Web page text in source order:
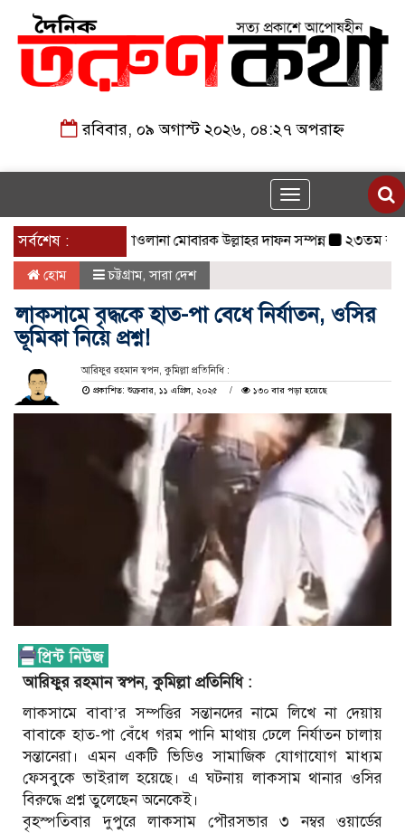
রবিবার, ০৯ অগাস্ট ২০২৬, ০৪:২৭ অপরাহ্ন
Toggle
navigation
সর্বশেষ :
মাওলানা মোবারক উল্লাহর দাফন সম্পন্ন ২৩তম রাষ্ট্রপতি
হোম চট্টগ্রাম,সারা দেশ
লাকসামে বৃদ্ধকে হাত-পা বেধে নির্যাতন, ওসির
ভূমিকা নিয়ে প্রশ্ন!
আরিফুর রহমান স্বপন, কুমিল্লা প্রতিনিধি :
প্রকাশিত: শুক্রবার, ১১ এপ্রিল, ২০২৫
১৩০ বার পড়া হয়েছে
আরিফুর রহমান স্বপন, কুমিল্লা প্রতিনিধি :
লাকসামে বাবা’র সম্পত্তির সন্তানদের নামে লিখে না দেয়ায়
বাবাকে হাত-পা বেঁধে গরম পানি মাথায় ঢেলে নির্যাতন চালায়
সন্তানেরা। এমন একটি ভিডিও সামাজিক যোগাযোগ মাধ্যম
ফেসবুকে ভাইরাল হয়েছে। এ ঘটনায় লাকসাম থানার ওসির
বিরুদ্ধে প্রশ্ন তুলেছেন অনেকেই।
বৃহস্পতিবার দুপুরে লাকসাম পৌরসভার ৩ নম্বর ওয়ার্ডের